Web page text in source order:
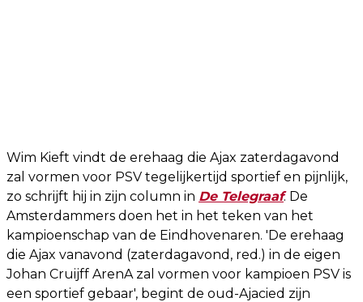
Wim Kieft vindt de erehaag die Ajax zaterdagavond
zal vormen voor PSV tegelijkertijd sportief en pijnlijk,
zo schrijft hij in zijn column in De Telegraaf. De
Amsterdammers doen het in het teken van het
kampioenschap van de Eindhovenaren. 'De erehaag
die Ajax vanavond (zaterdagavond, red.) in de eigen
Johan Cruijff ArenA zal vormen voor kampioen PSV is
een sportief gebaar', begint de oud-Ajacied zijn